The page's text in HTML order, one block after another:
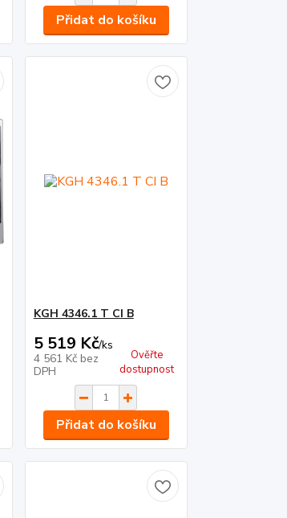
Přidat do košíku
KGH 4346.1 T CI B
5 519 Kč/ks
4 561 Kč bez
DPH
Ověřte
dostupnost
Přidat do košíku